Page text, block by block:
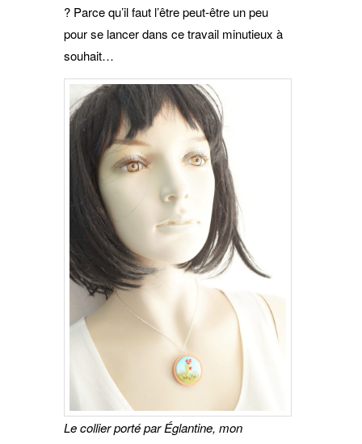
? Parce qu’il faut l’être peut-être un peu
pour se lancer dans ce travail minutieux à
souhait…
Le collier porté par Églantine, mon